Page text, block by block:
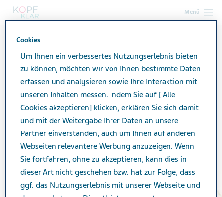
Menü
kopf-klar.de
Essen in Gemeinschaft
Zusammen is(s)t man
weniger allein – gemeinsam
kochen und essen
Cookies
Um Ihnen ein verbessertes Nutzungserlebnis bieten
zu können, möchten wir von Ihnen bestimmte Daten
erfassen und analysieren sowie Ihre Interaktion mit
unseren Inhalten messen. Indem Sie auf [ Alle
Cookies akzeptieren] klicken, erklären Sie sich damit
und mit der Weitergabe Ihrer Daten an unsere
Partner einverstanden, auch um Ihnen auf anderen
Webseiten relevantere Werbung anzuzeigen. Wenn
Sie fortfahren, ohne zu akzeptieren, kann dies in
dieser Art nicht geschehen bzw. hat zur Folge, dass
ggf. das Nutzungserlebnis mit unserer Webseite und